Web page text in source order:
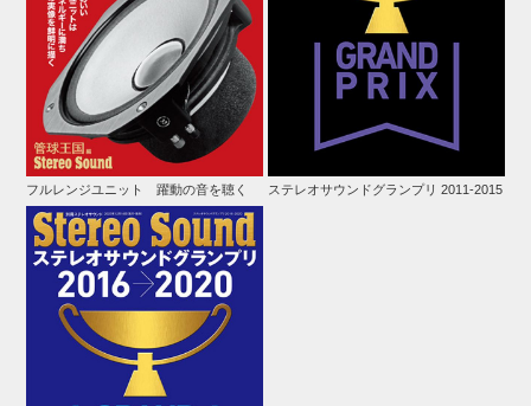
フルレンジユニット 躍動の音を聴く ステレオサウンドグランプリ 2011-2015